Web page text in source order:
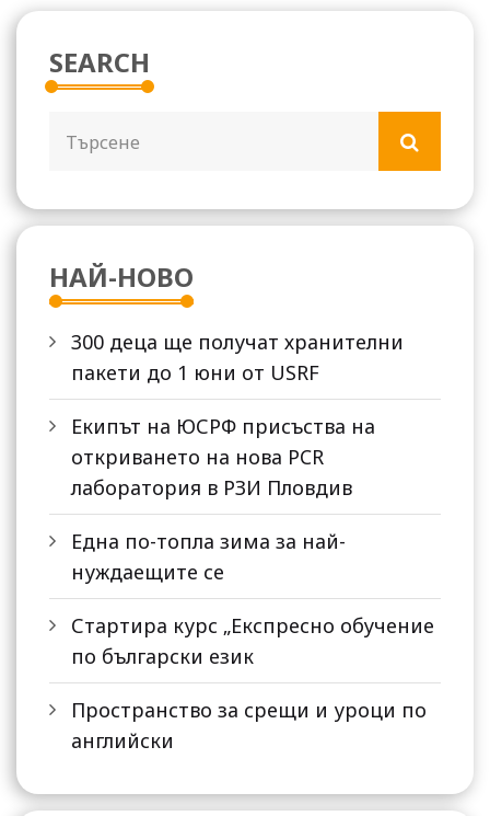
SEARCH
НАЙ-НОВО
300 деца ще получат хранителни
пакети до 1 юни от USRF
Екипът на ЮСРФ присъства на
откриването на нова PCR
лаборатория в РЗИ Пловдив
Една по-топла зима за най-
нуждаещите се
Стартира курс „Експресно обучение
по български език
Пространство за срещи и уроци по
английски